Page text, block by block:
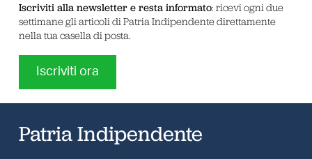
Iscriviti alla newsletter e resta informato: ricevi ogni due
settimane gli articoli di Patria Indipendente direttamente
nella tua casella di posta.
Iscriviti ora
Patria Indipendente